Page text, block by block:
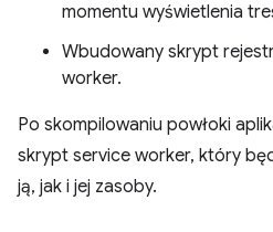
momentu wyświetlenia
Wbudowany skrypt
worker.
Po skompilowaniu powłoki
skrypt service worker, który
ją, jak i jej zasoby.